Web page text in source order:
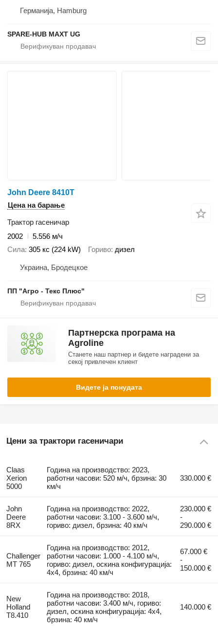
Германија, Hamburg
SPARE-HUB MAXT UG
John Deere 8410T
Цена на барање
Трактор гасеничар
2002
5.556 м/ч
Сила 305 кс (224 kW) Гориво дизел
Украина, Бродецкое
ПП "Агро - Текс Плюс"
Партнерска програма на
Agroline
Станете наш партнер и бидете наградени за
секој привлечен клиент
Видете ја понудата
Цени за трактори гасеничари
Claas
Xerion
5000
Година на производство: 2023,
работни часови: 520 м/ч, брзина: 30
км/ч
330.000 €
John
Deere
8RX
Година на производство: 2022,
работни часови: 3.100 - 3.600 м/ч,
гориво: дизел, брзина: 40 км/ч
230.000 €
-
290.000 €
Challenger
MT 765
Година на производство: 2012,
работни часови: 1.000 - 4.100 м/ч,
гориво: дизел, оскина конфигурација:
4x4, брзина: 40 км/ч
67.000 €
-
150.000 €
New
Holland
T8.410
Година на производство: 2018,
работни часови: 3.400 м/ч, гориво:
дизел, оскина конфигурација: 4x4,
брзина: 40 км/ч
140.000 €